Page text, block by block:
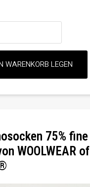
75% fine
WOOLWEAR of